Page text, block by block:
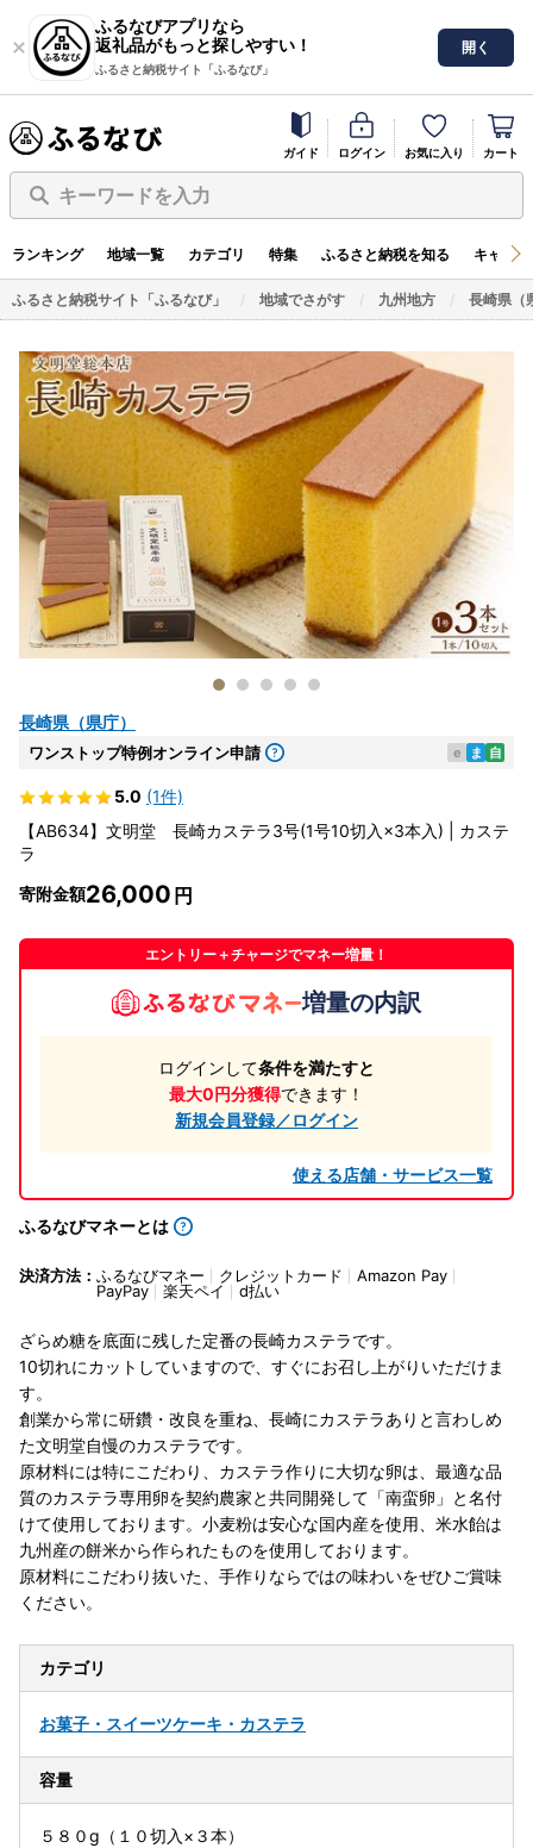
ふるなびアプリなら
返礼品がもっと探しやすい！
ふるさと納税サイト「ふるなび」
開く
ガイド ログイン お気に入り カート
キーワードを入力
ランキング 地域一覧 カテゴリ 特集 ふるさと納税を知る キャン
ふるさと納税サイト「ふるなび」 地域でさがす 九州地方 長崎県（
長崎県（県庁）
ワンストップ特例オンライン申請 e ま 自
5.0 (1件)
【AB634】文明堂 長崎カステラ3号(1号10切入×3本入) | カステ
ラ
寄附金額26,000
エントリー＋チャージでマネー増量！
増量の内訳
ログインして条件を満たすと
最大0円分獲得できます！
新規会員登録／ログイン
使える店舗・サービス一覧
ふるなびマネーとは
決済方法： ふるなびマネー クレジットカード
Amazon Pay
PayPay
楽天ペイ d払い
ざらめ糖を底面に残した定番の長崎カステラです。
10切れにカットしていますので、すぐにお召し上がりいただけま
す。
創業から常に研鑽・改良を重ね、長崎にカステラありと言わしめ
た文明堂自慢のカステラです。
原材料には特にこだわり、カステラ作りに大切な卵は、最適な品
質のカステラ専用卵を契約農家と共同開発して「南蛮卵」と名付
けて使用しております。小麦粉は安心な国内産を使用、米水飴は
九州産の餅米から作られたものを使用しております。
原材料にこだわり抜いた、手作りならではの味わいをぜひご賞味
ください。
カテゴリ
お菓子・スイーツケーキ・カステラ
容量
５８０g（１０切入×３本）